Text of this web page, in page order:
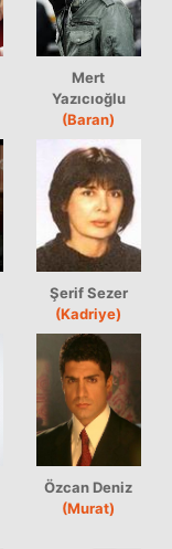
Mert
Yazıcıoğlu
(Baran)
Şerif Sezer
(Kadriye)
Özcan Deniz
(Murat)